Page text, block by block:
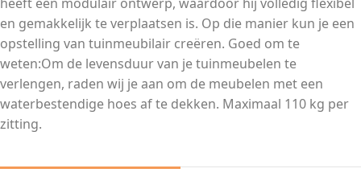
heeft een modulair ontwerp, waardoor hij volledig flexibel
en gemakkelijk te verplaatsen is. Op die manier kun je een
opstelling van tuinmeubilair creëren. Goed om te
weten:Om de levensduur van je tuinmeubelen te
verlengen, raden wij je aan om de meubelen met een
waterbestendige hoes af te dekken. Maximaal 110 kg per
zitting.